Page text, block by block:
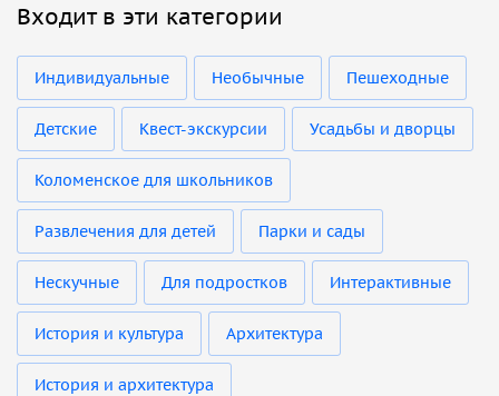
Входит в эти категории
Индивидуальные Необычные Пешеходные
Детские Квест-экскурсии Усадьбы и дворцы
Коломенское для школьников
Развлечения для детей Парки и сады
Нескучные Для подростков Интерактивные
История и культура Архитектура
История и архитектура